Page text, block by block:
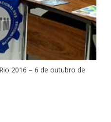
2016 – 6 de outubro de